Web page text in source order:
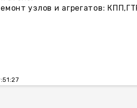
узлов и агрегатов: